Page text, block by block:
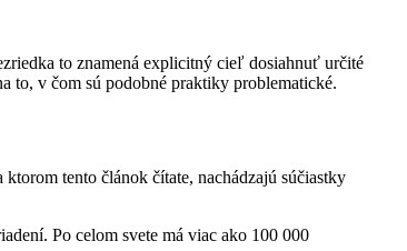
to znamená explicitný cieľ dosiahnuť určité
to, v čom sú podobné praktiky problematické.
tento článok čítate, nachádzajú súčiastky
Po celom svete má viac ako 100 000